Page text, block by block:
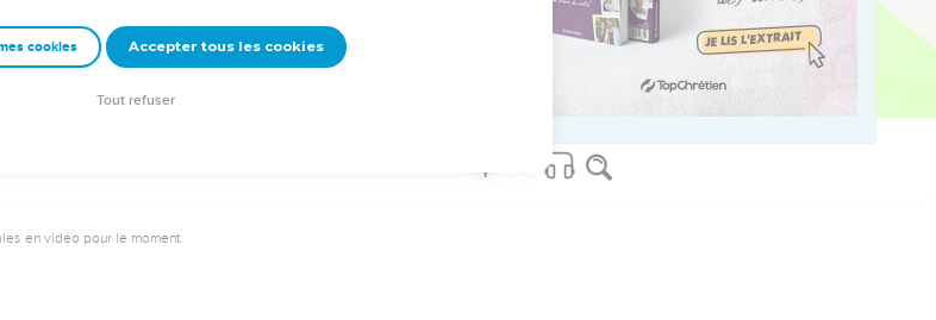
Pour vous procurer une Bible imprimée, rendez-vous sur www.editionsbiblio.fr
en vidéo pour le moment.
cookies Accepter tous les cookies
Tout refuser